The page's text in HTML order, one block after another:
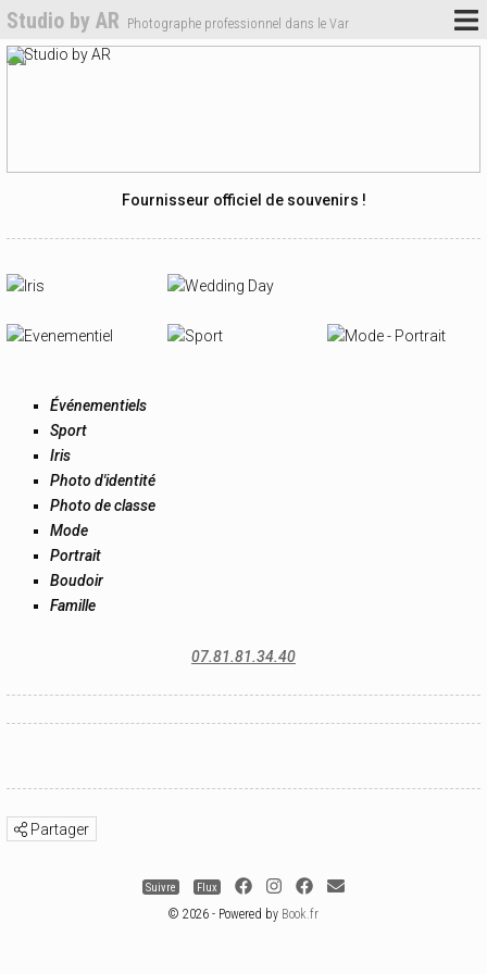
Studio by AR Photographe professionnel dans le Var
Fournisseur officiel de souvenirs !
Événementiels
Sport
Iris
Photo d'identité
Photo de classe
Mode
Portrait
Boudoir
Famille
07.81.81.34.40
Partager
Suivre Flux
© 2026 - Powered by Book.fr